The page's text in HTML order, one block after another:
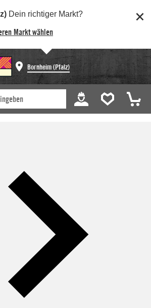
Dein richtiger Markt?
Markt wählen
Bornheim (Pfalz)